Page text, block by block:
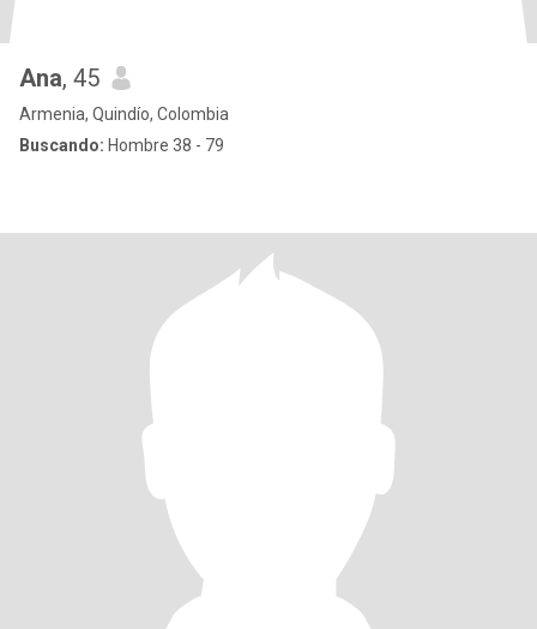
Ana, 45
Armenia, Quindío, Colombia
Buscando: Hombre 38 - 79